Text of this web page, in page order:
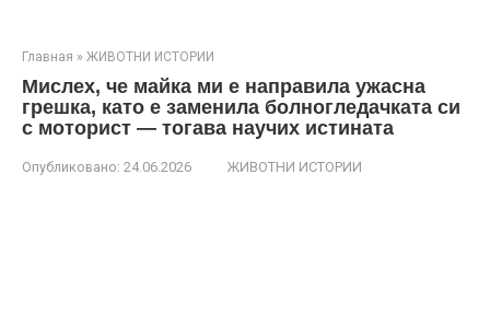
Главная » ЖИВОТНИ ИСТОРИИ
Мислех, че майка ми е направила ужасна
грешка, като е заменила болногледачката си
с моторист — тогава научих истината
Опубликовано: 24.06.2026 ЖИВОТНИ ИСТОРИИ